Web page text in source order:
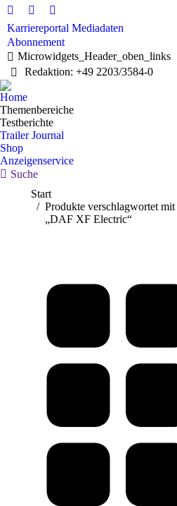
Linkedin
page
opens
in
new
window
Facebook
page
opens
in
new
X
page
opens
in
new
Karriereportal Mediadaten
Abonnement
Microwidgets_Header_oben_links
Redaktion: +49 2203/3584-0
Home
Themenbereiche
Testberichte
Trailer Journal
Shop
Anzeigenservice
Search:
Suche
Sie befinden sich hier:
Start
Produkte verschlagwortet mit
„DAF XF Electric“